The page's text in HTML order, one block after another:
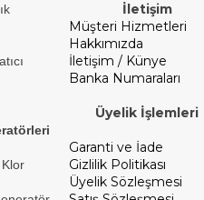
İletişim
Müşteri Hizmetleri
Hakkımızda
İletişim / Künye
Banka Numaraları
Üyelik İşlemleri
Garanti ve İade
Gizlilik Politikası
Üyelik Sözleşmesi